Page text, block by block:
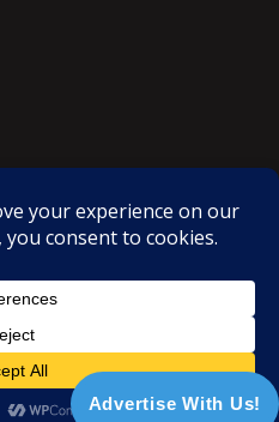
|Theme: SuperMag byAcme
Advertise With Us!